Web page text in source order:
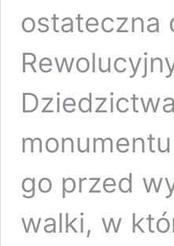
ostateczna
go przed
walki, w